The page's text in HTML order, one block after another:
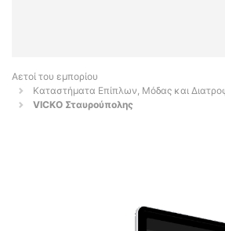
Αετοί του εμπορίου
Καταστήματα Επίπλων, Μόδας και
VICKO Σταυρούπολης